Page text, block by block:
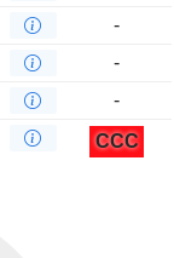
-
-
-
CCC